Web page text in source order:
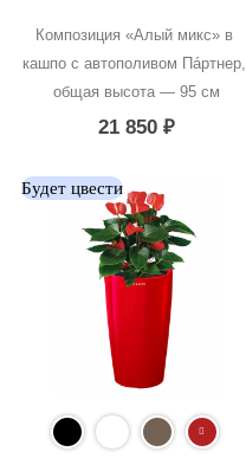
Композиция «Алый микс» в
кашпо с автополивом Пáртнер,
общая высота — 95 см
21 850₽
Будет цвести